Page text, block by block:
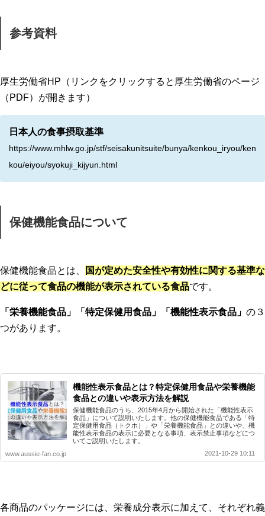
参考資料
厚生労働省HP（リンクをクリックすると厚生労働省のページ
（PDF）が開きます）
日本人の食事摂取基準
https://www.mhlw.go.jp/stf/seisakunitsuite/bunya/kenkou_iryou/ken
kou/eiyou/syokuji_kijyun.html
保健機能食品について
保健機能食品とは、
国が定めた安全性や有効性に関する基準な
どに従って食品の機能が表示されている食品です。
「栄養機能食品」「特定保健用食品」「機能性表示食品」 の３
つがあります。
機能性表示食品とは？特定保健用食品や栄養機能
食品との違いや表示方法を解説
保健機能食品のうち、2015年4月から開始された「機能性表示
食品」について説明いたします。他の保健機能食品である「特
定保健用食品（トクホ）」や「栄養機能食品」との違いや、機
能性表示食品の表示に必要となる事項、表示禁止事項などにつ
いてご説明いたします。
www.aussie-fan.co.jp
2021-10-29 10:11
各商品のパッケージには、栄養成分表示に加えて、それぞれ義